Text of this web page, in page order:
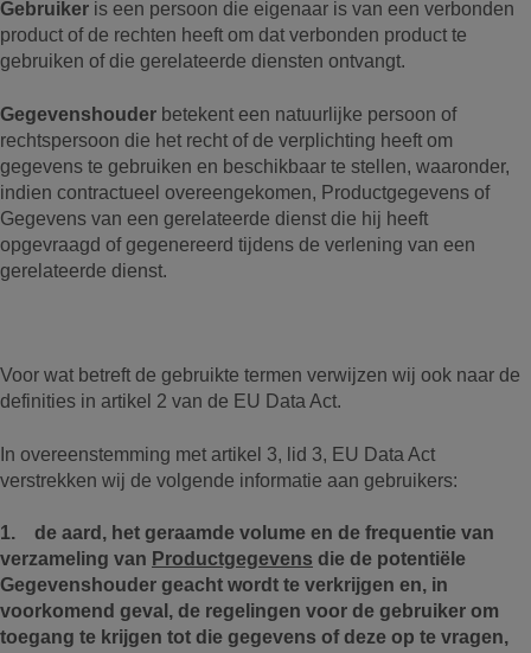
Gebruiker is een persoon die eigenaar is van een verbonden
product of de rechten heeft om dat verbonden product te
gebruiken of die gerelateerde diensten ontvangt.
Gegevenshouder betekent een natuurlijke persoon of
rechtspersoon die het recht of de verplichting heeft om
gegevens te gebruiken en beschikbaar te stellen, waaronder,
indien contractueel overeengekomen, Productgegevens of
Gegevens van een gerelateerde dienst die hij heeft
opgevraagd of gegenereerd tijdens de verlening van een
gerelateerde dienst.
Voor wat betreft de gebruikte termen verwijzen wij ook naar de
definities in artikel 2 van de EU Data Act.
In overeenstemming met artikel 3, lid 3, EU Data Act
verstrekken wij de volgende informatie aan gebruikers:
1. de aard, het geraamde volume en de frequentie van
verzameling van Productgegevens die de potentiële
Gegevenshouder geacht wordt te verkrijgen en, in
voorkomend geval, de regelingen voor de gebruiker om
toegang te krijgen tot die gegevens of deze op te vragen,